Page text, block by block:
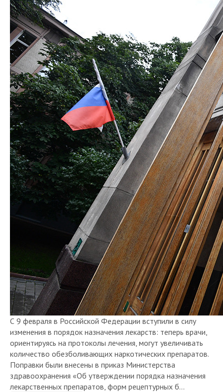
С 9 февраля в Российской Федерации вступили в силу
изменения в порядок назначения лекарств: теперь врачи,
ориентируясь на протоколы лечения, могут увеличивать
количество обезболивающих наркотических препаратов.
Поправки были внесены в приказ Министерства
здравоохранения «Об утверждении порядка назначения
лекарственных препаратов, форм рецептурных б...